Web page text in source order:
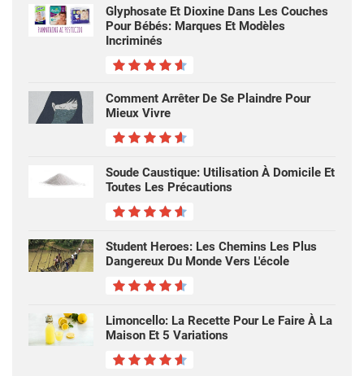
Glyphosate Et Dioxine Dans Les Couches
Pour Bébés: Marques Et Modèles
Incriminés
Comment Arrêter De Se Plaindre Pour
Mieux Vivre
Soude Caustique: Utilisation À Domicile Et
Toutes Les Précautions
Student Heroes: Les Chemins Les Plus
Dangereux Du Monde Vers L'école
Limoncello: La Recette Pour Le Faire À La
Maison Et 5 Variations